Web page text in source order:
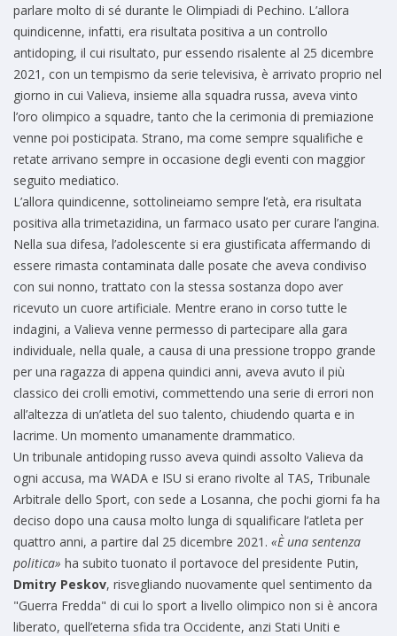
parlare molto di sé durante le Olimpiadi di Pechino. L’allora
quindicenne, infatti, era risultata positiva a un controllo
antidoping, il cui risultato, pur essendo risalente al 25 dicembre
2021, con un tempismo da serie televisiva, è arrivato proprio nel
giorno in cui Valieva, insieme alla squadra russa, aveva vinto
l’oro olimpico a squadre, tanto che la cerimonia di premiazione
venne poi posticipata. Strano, ma come sempre squalifiche e
retate arrivano sempre in occasione degli eventi con maggior
seguito mediatico.
L’allora quindicenne, sottolineiamo sempre l’età, era risultata
positiva alla trimetazidina, un farmaco usato per curare l’angina.
Nella sua difesa, l’adolescente si era giustificata affermando di
essere rimasta contaminata dalle posate che aveva condiviso
con sui nonno, trattato con la stessa sostanza dopo aver
ricevuto un cuore artificiale. Mentre erano in corso tutte le
indagini, a Valieva venne permesso di partecipare alla gara
individuale, nella quale, a causa di una pressione troppo grande
per una ragazza di appena quindici anni, aveva avuto il più
classico dei crolli emotivi, commettendo una serie di errori non
all’altezza di un’atleta del suo talento, chiudendo quarta e in
lacrime. Un momento umanamente drammatico.
Un tribunale antidoping russo aveva quindi assolto Valieva da
ogni accusa, ma WADA e ISU si erano rivolte al TAS, Tribunale
Arbitrale dello Sport, con sede a Losanna, che pochi giorni fa ha
deciso dopo una causa molto lunga di squalificare l’atleta per
quattro anni, a partire dal 25 dicembre 2021. «È una sentenza
politica» ha subito tuonato il portavoce del presidente Putin,
Dmitry Peskov, risvegliando nuovamente quel sentimento da
"Guerra Fredda" di cui lo sport a livello olimpico non si è ancora
liberato, quell’eterna sfida tra Occidente, anzi Stati Uniti e